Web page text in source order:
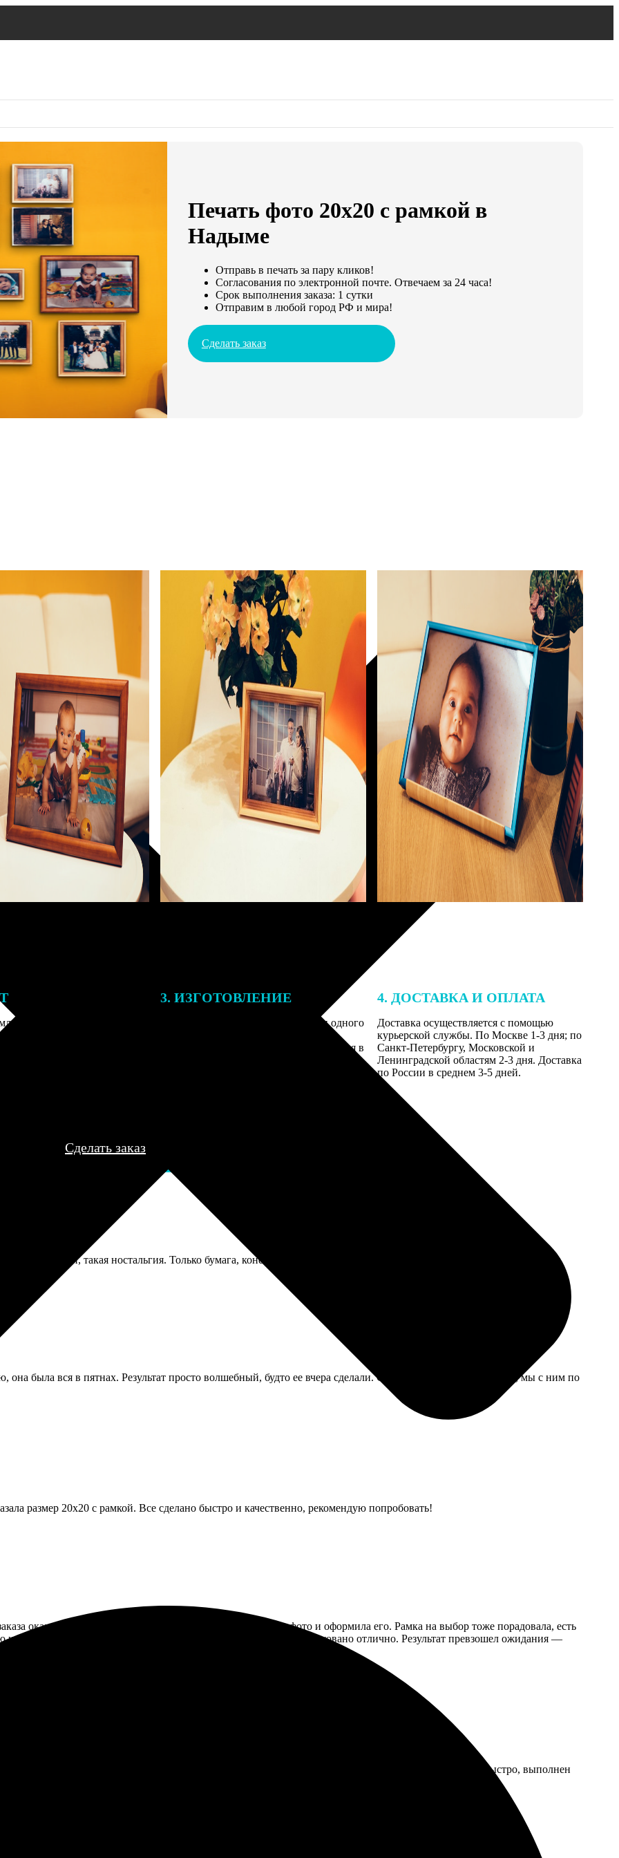
Печать фото 20х20 с рамкой в
Надыме
Отправь в печать за пару кликов!
Согласования по электронной почте. Отвечаем за 24 часа!
Срок выполнения заказа: 1 сутки
Отправим в любой город РФ и мира!
Сделать заказ
заказа с вами свяжется
для обсуждения деталей
согласования и
заказа по телефону и
мы приступим к его
3. ИЗГОТОВЛЕНИЕ
Все заказы выполняются в течении одного
рабочего дня, после чего передаются
курьеру для доставки либо отправляются в
4. ДОСТАВКА И ОПЛАТА
Доставка осуществляется с помощью
курьерской службы. По Москве 1-3 дня; по
Санкт-Петербургу, Московской и
Ленинградской областям 2-3 дня. Доставка
по России в среднем 3-5 дней.
Сделать заказ
кабинки, такая ностальгия. Только бумага, конечно, получше будет, не такая тонкая, но для антуража сгодится.
она была вся в пятнах. Результат просто волшебный, будто ее вчера сделали. Спасибо мастеру за терпение, мы с ним по
размер 20х20 с рамкой. Все сделано быстро и качественно, рекомендую попробовать!
оказался простым и понятным. Легко выбрала нужное фото и оформила его. Рамка на выбор тоже порадовала, есть
то важное, но здесь все прошло гладко. Доставили в срок, упаковано отлично. Результат превзошел ожидания —
планирую заказывать снова.
все можно сделать онлайн, не выходя из дома. Выбор размеров и рамок порадовал. Заказ пришёл быстро, выполнен
точная. Теперь наш семейный портрет радует глаз и создает уют. Рекомендую!